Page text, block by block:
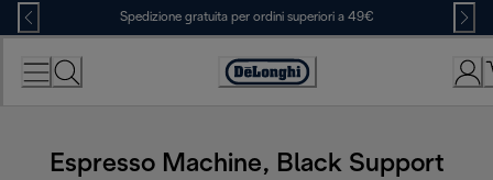
Skip
to
Content
Spedizione gratuita per ordini superiori a 49€
Accessibility
Espresso Machine, Black Support